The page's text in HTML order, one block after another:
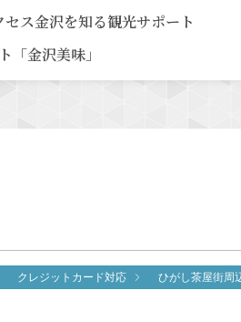
セス金沢を知る観光サポート
「金沢美味」
クレジットカード対応 ひがし茶屋街周